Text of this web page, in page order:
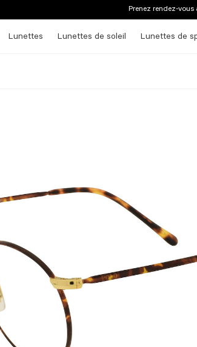
Prenez rendez-vous
Lunettes Lunettes de soleil Lunettes de